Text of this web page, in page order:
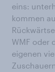
eins:
kommen
WMF oder
eigenen